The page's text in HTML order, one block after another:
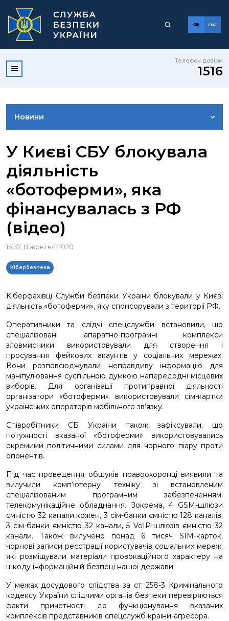
ENG
Телефон довіри
1516
Новини
ВІДЕОГАЛЕРЕЯ
КОНТАКТИ ПРЕСЦЕНТРУ
У Києві СБУ блокувала
діяльність
«ботоферми», яка
фінансувалась з РФ
(відео)
15:37, 8 жовтня 2020
Кібербезпека
Кіберфахівці Служби безпеки України блокували у Києві
діяльність «ботоферми», яку спонсорували з території РФ.
Оперативники та слідчі спецслужби встановили, що
спеціалізовані апаратно-програмні комплекси
зловмисники використовували для створення і
просування фейкових акаунтів у соціальних мережах.
Вони розповсюджували неправдиву інформацію для
маніпулювання суспільною думкою напередодні місцевих
виборів. Для організації протиправної діяльності
організатори «ботоферми» використовували сім-картки
українських операторів мобільного зв’язку.
Співробітники СБ України також зафіксували, що
потужності вказаної «ботоферми» використовувались
окремими політичними силами для чорного піару проти
опонентів.
Під час проведення обшуків правоохоронці виявили та
вилучили комп’ютерну техніку зі встановленим
спеціалізованим програмним забезпеченням,
телекомунікаційне обладнання. Зокрема, 4 GSM-шлюзи
ємністю 32 канали кожен, 3 сім-банки ємністю 128 каналів,
3 сім-банки ємністю 32 канали, 5 VoIP-шлюзів ємністю 32
канали. Також вилучено понад 6 тисяч SIM-карток,
чорнові записи реєстрації користувачів соціальних мереж,
які розміщували матеріали провокаційного характеру на
шкоду інформаційній безпеці нашої держави.
У межах досудового слідства за ст. 258-3 Кримінального
кодексу України слідчими органів безпеки перевіряються
факти причетності до функціонування вказаних
комплексів представників спецслужб країни-агресора.